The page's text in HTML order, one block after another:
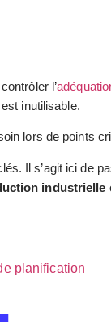
l’
est inutilisable.
lors de points
Il s’agit ici de
industrielle
planification